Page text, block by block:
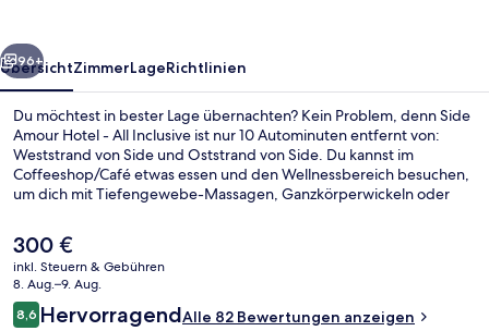
Weiter
96+
ÜbersichtZimmerLageRichtlinien
Du möchtest in bester Lage übernachten? Kein Problem, denn Side
Amour Hotel - All Inclusive ist nur 10 Autominuten entfernt von:
Weststrand von Side und Oststrand von Side. Du kannst im
Coffeeshop/Café etwas essen und den Wellnessbereich besuchen,
um dich mit Tiefengewebe-Massagen, Ganzkörperwickeln oder
bietet diese Unterkunft mit All-inclusive-Leistungen 2
Bars/Lounges, eine Strandbar und einen Fitnessbereich.
Der
aktuelle
Preis
beträgt
300 €.
300 €
inkl. Steuern & Gebühren
8. Aug.–9. Aug.
Bewertungen
8,68,6 von 10.
HervorragendAlle 82 Bewertungen anzeigen